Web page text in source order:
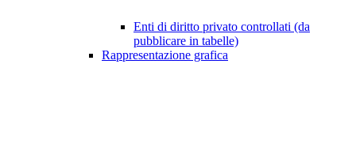
Enti di diritto privato controllati (da
pubblicare in tabelle)
Rappresentazione grafica